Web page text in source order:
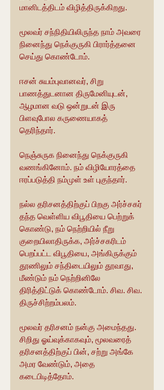
மானிடத்திடம் விழித்திருக்கிறது.
மூலவர் சந்நிதியிலிருந்த நாம் அவரை
நினைந்து நெக்குருகி பிரார்த்தனை
செய்து கொண்டோம்.
ஈசன் சுயம்புவானவர், சிறு
பாணத்துடனான திருமேனியுடன்,
ஆழமான வடு ஒன்றுடன் இரு
பிளவுபோல கருணையாகத்
தெரிந்தார்.
நெஞ்சுருக நினைந்து நெக்குருகி
வணங்கினோம். நம் விழியோரத்தை
ஈரப்படுத்தி நம்முள் உள் புகுந்தார்.
நல்ல தரிசனத்திற்குப் பிறகு அர்ச்சகர்
தந்த வெள்ளிய விபூதியை பெற்றுக்
கொண்டு, நம் நெற்றியில் நீறு
குறையிலாதிருக்க, அர்ச்சகரிடம்
பெறப்பட்ட விபூதியை, அங்கிருக்கும்
தூணிலும் சந்திடையிலும் தூவாது,
மீண்டும் நம் நெற்றினிலே
திரித்திட்டுக் கொண்டோம். சிவ. சிவ.
திருச்சிற்றம்பலம்.
மூலவர் தரிசனம் நன்கு அமைந்தது.
சிறிது ஓய்வுக்காகவும், மூலவரைத்
தரிசனத்திற்குப் பின், சற்று அங்கே
அமர வேண்டும், அதை
கடைபிடித்தோம்.